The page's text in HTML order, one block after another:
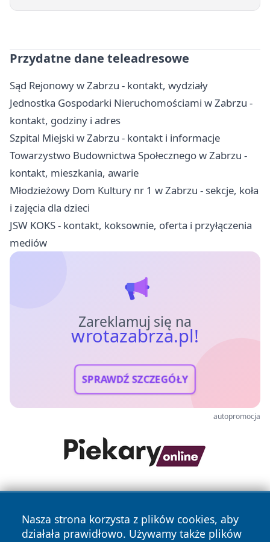
Przydatne dane teleadresowe
Sąd Rejonowy w Zabrzu - kontakt, wydziały
Jednostka Gospodarki Nieruchomościami w Zabrzu -
kontakt, godziny i adres
Szpital Miejski w Zabrzu - kontakt i informacje
Towarzystwo Budownictwa Społecznego w Zabrzu -
kontakt, mieszkania, awarie
Młodzieżowy Dom Kultury nr 1 w Zabrzu - sekcje, koła
i zajęcia dla dzieci
JSW KOKS - kontakt, koksownie, oferta i przyłączenia
mediów
Zareklamuj się na
wrotazabrza.pl!
SPRAWDŹ SZCZEGÓŁY
autopromocja
Nasza strona korzysta z plików cookies, aby
działała prawidłowo. Używamy także plików